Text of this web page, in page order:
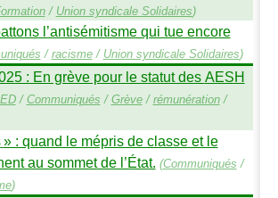
/ Union syndicale Solidaires)
l’antisémitisme qui tue encore
/ racisme/ Union syndicale Solidaires)
: En grève pour le statut des AESH
/ Communiqués / Grève/ rémunération/
» : quand le mépris de classe et le
au sommet de l’État. (Communiqués /
)